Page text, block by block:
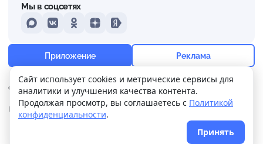
+13° Ощущается как +13
9 м/с 762 мм 91%
О нас Контакты Прислать новость
Реклама
Политика
конфиденциальности
Мы в соцсетях
MAXVKontakteOdnoklassniki
DzenYandex
Приложение Реклама
Сайт использует cookies и метрические сервисы для
аналитики и улучшения качества контента.
Продолжая просмотр, вы соглашаетесь с Политикой
конфиденциальности.
Принять